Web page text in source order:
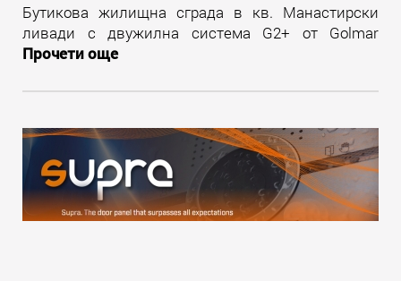
Бутикова жилищна сграда в кв. Манастирски
ливади с двужилна система G2+ от Golmar
Прочети още